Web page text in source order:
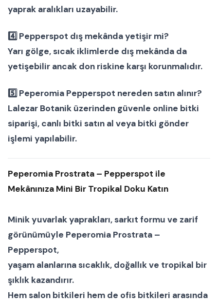
yaprak aralıkları uzayabilir.
4️⃣ Pepperspot dış mekânda yetişir mi?
Yarı gölge, sıcak iklimlerde dış mekânda da
yetişebilir ancak don riskine karşı korunmalıdır.
5️⃣ Peperomia Pepperspot nereden satın alınır?
Lalezar Botanik üzerinden güvenle online bitki
siparişi, canlı bitki satın al veya bitki gönder
işlemi yapılabilir.
Peperomia Prostrata – Pepperspot ile
Mekânınıza Mini Bir Tropikal Doku Katın
Minik yuvarlak yaprakları, sarkıt formu ve zarif
görünümüyle Peperomia Prostrata –
Pepperspot,
yaşam alanlarına sıcaklık, doğallık ve tropikal bir
şıklık kazandırır.
Hemsalon bitkileri hem de ofis bitkileri arasında